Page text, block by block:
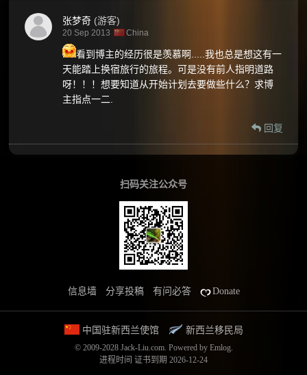
张梦奇 (游客)
20 Sep 2013 China
看到博主的经历很是羡慕啊.....我也总是想这有一
天能踏上换宿旅行的旅程。可是没有前人指明道路
呀！！！想要知道从开始计划去要做些什么？求博
主指点一二.
回复
扫码关注公众号
信息墙 分享投稿 有问必答 Donate
中国驻新西兰使馆 新西兰移民局
© 2009-2028 Jack-Liu.com. Powered by Emlog.
进程时间 证书到期 2026-12-24